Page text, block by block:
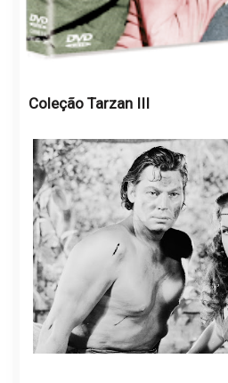
Coleção Tarzan III